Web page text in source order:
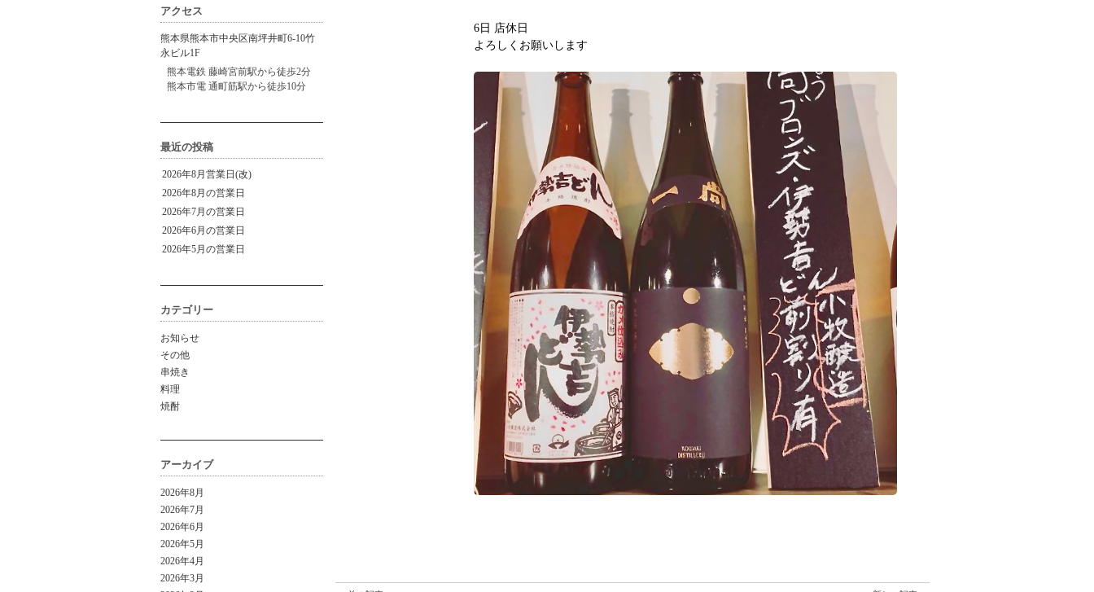
アクセス
熊本県熊本市中央区南坪井町6-10竹
永ビル1F
熊本電鉄 藤崎宮前駅から徒歩2分
熊本市電 通町筋駅から徒歩10分
最近の投稿
2026年8月営業日(改)
2026年8月の営業日
2026年7月の営業日
2026年6月の営業日
2026年5月の営業日
カテゴリー
お知らせ
その他
串焼き
料理
焼酎
アーカイブ
2026年8月
2026年7月
2026年6月
2026年5月
2026年4月
2026年3月
6日 店休日
よろしくお願いします